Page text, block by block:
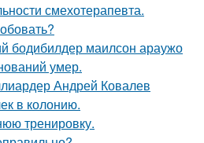
смехотерапевта.
бодибилдер маилсон араужо
умер.
Андрей Ковалев
в колонию.
тренировку.